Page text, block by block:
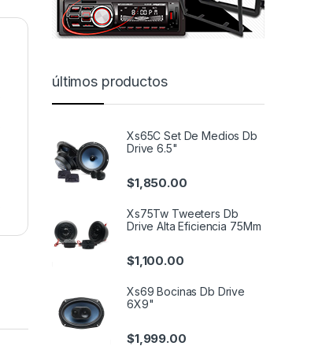
últimos productos
Xs65C Set De Medios Db
Drive 6.5"
$1,850.00
Xs75Tw Tweeters Db
Drive Alta Eficiencia 75Mm
$1,100.00
Xs69 Bocinas Db Drive
6X9"
$1,999.00